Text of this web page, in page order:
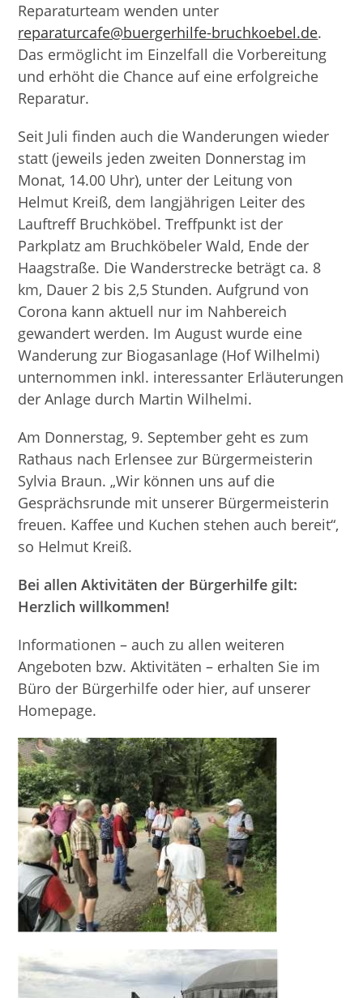
Reparaturteam wenden unter
reparaturcafe@buergerhilfe-bruchkoebel.de.
Das ermöglicht im Einzelfall die Vorbereitung
und erhöht die Chance auf eine erfolgreiche
Reparatur.
Seit Juli finden auch die Wanderungen wieder
statt (jeweils jeden zweiten Donnerstag im
Monat, 14.00 Uhr), unter der Leitung von
Helmut Kreiß, dem langjährigen Leiter des
Lauftreff Bruchköbel. Treffpunkt ist der
Parkplatz am Bruchköbeler Wald, Ende der
Haagstraße. Die Wanderstrecke beträgt ca. 8
km, Dauer 2 bis 2,5 Stunden. Aufgrund von
Corona kann aktuell nur im Nahbereich
gewandert werden. Im August wurde eine
Wanderung zur Biogasanlage (Hof Wilhelmi)
unternommen inkl. interessanter Erläuterungen
der Anlage durch Martin Wilhelmi.
Am Donnerstag, 9. September geht es zum
Rathaus nach Erlensee zur Bürgermeisterin
Sylvia Braun. „Wir können uns auf die
Gesprächsrunde mit unserer Bürgermeisterin
freuen. Kaffee und Kuchen stehen auch bereit“,
so Helmut Kreiß.
Bei allen Aktivitäten der Bürgerhilfe gilt:
Herzlich willkommen!
Informationen – auch zu allen weiteren
Angeboten bzw. Aktivitäten – erhalten Sie im
Büro der Bürgerhilfe oder hier, auf unserer
Homepage.